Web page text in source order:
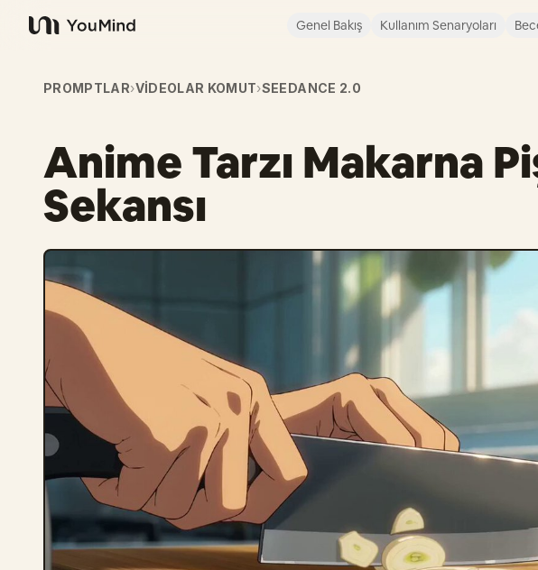
YouMind
Genel Bakış Kullanım Senaryoları
PROMPTLAR›VIDEOLAR KOMUT›SEEDANCE 2.0
Anime Tarzı Makarna
Sekansı